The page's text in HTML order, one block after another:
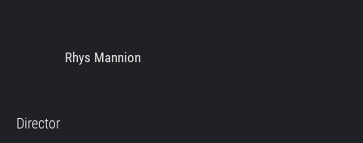
Rhys Mannion
Director